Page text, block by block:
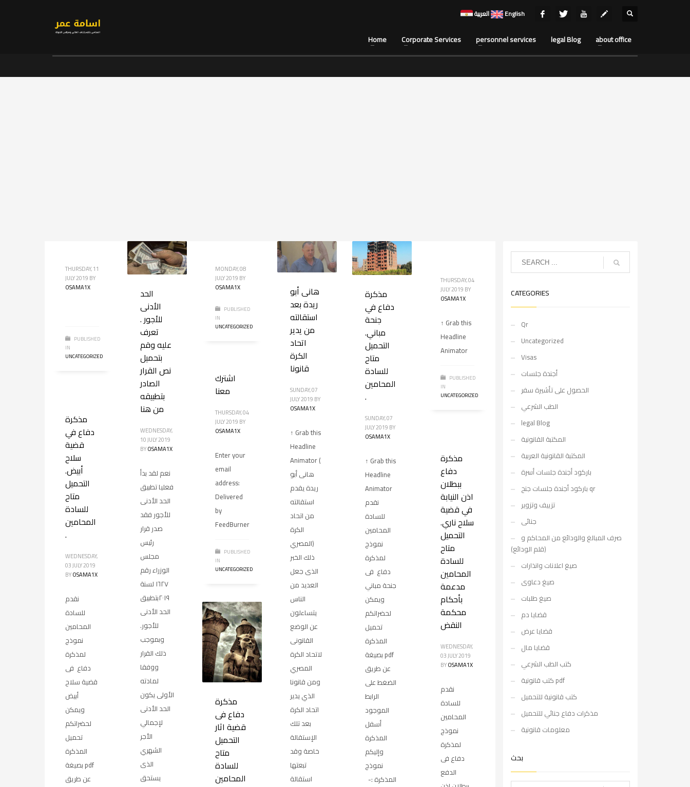
English
Home Corporate Services personnel services legal Blog about office
THURSDAY, 11
JULY 2019 BY
OSAMA1X
PUBLISHED
IN
UNCATEGORIZED
الحد
الأدنى
للأجور .
تعرف
عليه وقم
بتحميل
نص القرار
الصادر
بتطبيقه
من هنا
WEDNESDAY,
10 JULY 2019
BYOSAMA1X
نعم لقد بدأ
فعليا تطبيق
الحد الأدنى
للأجور فقد
صدر قرار
رئيس
مجلس
الوزراء رقم
١٦٢٧ لسنة
٢٠١٩بتطبيق
الحد الأدنى
للأجور.
وبموجب
ذلك القرار
ووفقا
لمادته
الأولى يكون
الحد الأدنى
لإجمالي
الأجر
الشهري
الذى
يستحق
MONDAY, 08
JULY 2019 BY
OSAMA1X
PUBLISHED
IN
UNCATEGORIZED
هانى أبو
ريدة بعد
استقالته
من يدير
اتحاد
الكرة
قانونا
SUNDAY, 07
JULY 2019 BY
OSAMA1X
↑ Grab this
Headline
Animator (
هانى أبو
ريدة يقدم
استقالته
من اتحاد
الكرة
المصري)
ذلك الخبر
الذى جعل
العديد من
الناس
يتساءلون
عن الوضع
القانونى
لاتحاد الكرة
المصري
ومن قانونا
الذي يدير
اتحاد الكرة
بعد تلك
الإستقالة
خاصة وقد
تبعتها
استقالة
مذكرة
دفاع في
جنحة
مباني.
التحميل
متاح
للسادة
المحامين
.
SUNDAY, 07
JULY 2019 BY
OSAMA1X
↑ Grab this
Headline
Animator
نقدم
للسادة
المحامين
نموذج
لمذكرة
دفاع فى
جنحة مباني
ويمكن
لحضراتكم
تحميل
المذكرة
بصيغة pdf
عن طريق
الضغط على
الرابط
الموجود
أسفل
المذكرة
وإليكم
نموذج
المذكرة :-
THURSDAY, 04
JULY 2019 BY
OSAMA1X
↑ Grab this
Headline
Animator
PUBLISHED
IN
UNCATEGORIZED
اشترك
معنا
THURSDAY, 04
JULY 2019 BY
OSAMA1X
Enter your
email
address:
Delivered
by
FeedBurner
PUBLISHED
IN
UNCATEGORIZED
مذكرة
دفاع في
قضية
سلاح
أبيض.
التحميل
متاح
للسادة
المحامين
.
WEDNESDAY,
03 JULY 2019
BYOSAMA1X
نقدم
للسادة
المحامين
نموذج
لمذكرة
دفاع فى
قضية سلاح
أبيض
ويمكن
لحضراتكم
تحميل
المذكرة
بصيغة pdf
عن طريق
مذكرة
دفاع
ببطلان
اذن النيابة
في قضية
سلاح ناري.
التحميل
متاح
للسادة
المحامين
مدعمة
بأحكام
محكمة
النقض
WEDNESDAY,
03 JULY 2019
BYOSAMA1X
نقدم
للسادة
المحامين
نموذج
لمذكرة
دفاع فى
الدفع
مذكرة
دفاع فى
قضية اثار
التحميل
متاح
للسادة
المحامين
CATEGORIES
Qr
Uncategorized
Visas
أجندة جلسات
الحصول على تأشيرة سفر
الطب الشرعي
legal Blog
المكتبة القانونية
المكتبة القانونية العربية
باركود أجندة جلسات أسرة
باركود أجندة جلسات جنح qr
تزييف وتزوير
جنائى
صرف المبالغ والودائع من المحاكم و
(قلم الودائع)
صيغ اعلانات وانذارات
صيغ دعاوى
صيغ طلبات
قضايا دم
قضايا عرض
قضايا مال
كتب الطب الشرعي
كتب قانونية pdf
كتب قانونية للتحميل
مذكرات دفاع جنائي للتحميل
معلومات قانونية
بحث